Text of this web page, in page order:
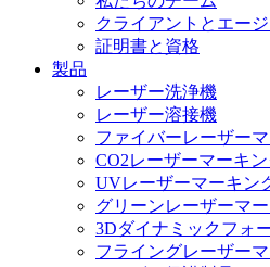
クライアントとエージ
証明書と資格
製品
レーザー洗浄機
レーザー溶接機
ファイバーレーザー
CO2レーザーマーキ
UVレーザーマーキン
グリーンレーザーマ
3Dダイナミックフォ
フライングレーザー